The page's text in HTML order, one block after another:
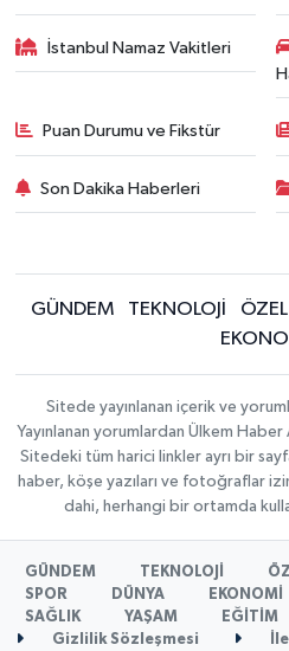
İstanbul Namaz Vakitleri
Puan Durumu ve Fikstür
Son Dakika Haberleri
GÜNDEM TEKNOLOJİ
Sitede yayınlanan içerik ve
Yayınlanan yorumlardan Ülkem
Sitedeki tüm harici linkler ayrı bir
haber, köşe yazıları ve fotoğraflar
dahi, herhangi bir ortamda
GÜNDEM TEKNOLOJİ
SPOR
DÜNYA EKONOMİ
SAĞLIK
YAŞAM
EĞİTİM
Gizlilik Sözleşmesi